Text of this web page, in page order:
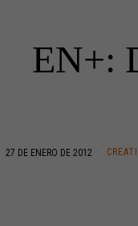
EN+:
27 DE ENERO DE 2012